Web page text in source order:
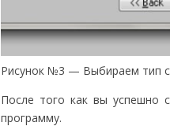
Рисунок №3 — Выбираем тип
После того как вы успешно
программу.